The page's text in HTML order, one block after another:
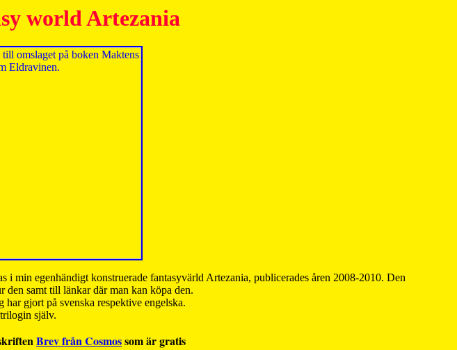
world Artezania
i min egenhändigt konstruerade fantasyvärld Artezania, publicerades åren 2008-2010. Den
den samt till länkar där man kan köpa den.
gjort på svenska respektive engelska.
själv.
Brev från Cosmossom är gratis